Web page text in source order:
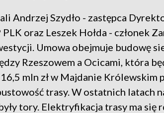
Andrzej Szydło - zastępca
oraz Leszek Hołda - członek
Umowa obejmuje budowę
Rzeszowem a Ocicami, która
mln zł w Majdanie Królewskim
trasy. W ostatnich latach
tory. Elektryfikacja trasy ma się